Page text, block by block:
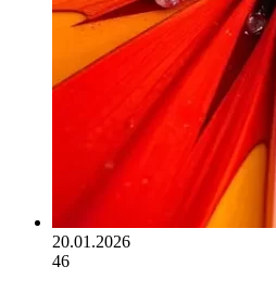
20.01.2026
46